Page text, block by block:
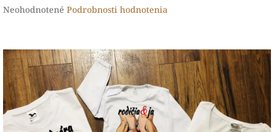
Priemerné
0,0
z
hviezdičiek.
Neohodnotené Podrobnosti hodnotenia